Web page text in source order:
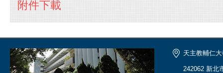
附件下載
天主教輔仁
242062 新北